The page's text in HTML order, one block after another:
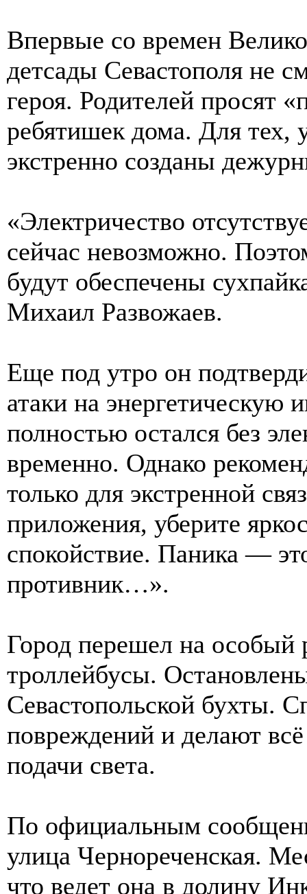
Впервые со времен
детсады Севастополя не
героя. Родителей просят
ребятишек дома. Для тех,
экстренно созданы
«Электричество
сейчас невозможно.
будут обеспечены
Михаил Развожаев.
Еще под утро он
атаки на энергетическую
полностью остался без
временно. Однако
только для экстренной
приложения, уберите
спокойствие. Паника —
противник…».
Город перешел на
троллейбусы.
Севастопольской бухты.
повреждений и делают
подачи света.
По официальным
улица Чернореченская.
что ведет она в долину